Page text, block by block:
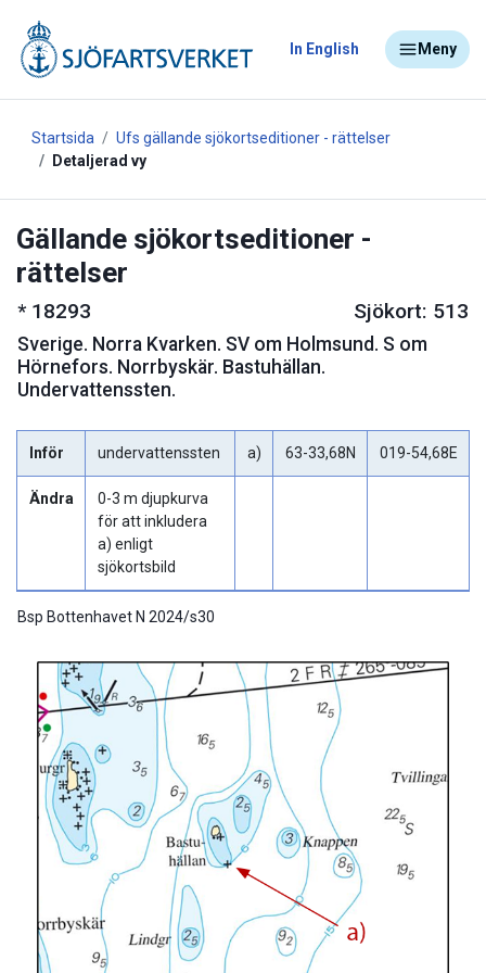
In English Meny
Startsida
Ufs gällande sjökortseditioner - rättelser
Detaljerad vy
Gällande sjökortseditioner -
rättelser
* 18293 Sjökort: 513
Sverige. Norra Kvarken. SV om Holmsund. S om
Hörnefors. Norrbyskär. Bastuhällan.
Undervattenssten.
Inför undervattenssten a) 63-33,68N 019-54,68E
Ändra
0-3 m djupkurva
för att inkludera
a) enligt
sjökortsbild
Bsp Bottenhavet N 2024/s30